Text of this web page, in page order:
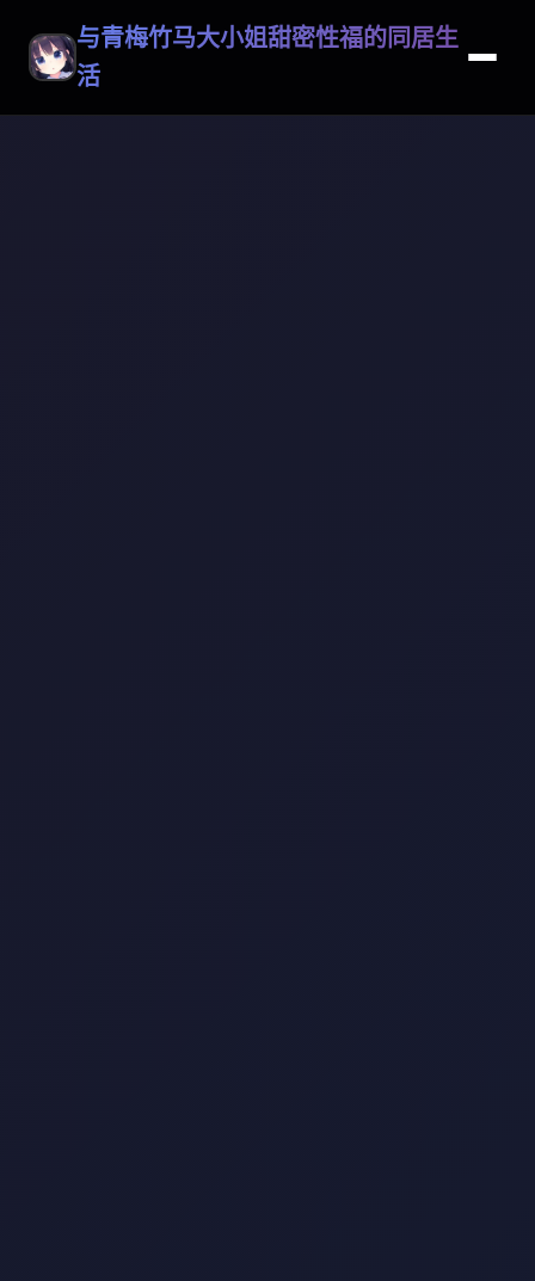
与青梅竹马大小姐甜密性福的同居生
活